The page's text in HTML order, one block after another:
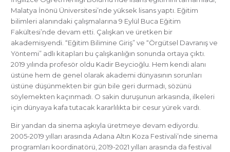
Malatya İnönü Üniversitesi’nde yüksek lisans yaptı. Eğitim
bilimleri alanındaki çalışmalarına 9 Eylül Buca Eğitim
Fakültesi’nde devam etti. Çalışkan ve üretken bir
akademisyendi. “Eğitim Bilimine Giriş” ve “Örgütsel Davranış ve
Yöntemi” adlı kitapları bu çalışkanlığın sonunda ortaya çıktı.
2019 yılında profesör oldu Kadir Beycioğlu. Hem kendi alanı
üstüne hem de genel olarak akademi dünyasının sorunları
üstüne düşünmekten bir gün bile geri durmadı, sözünü
söylemekten kaçınmadı. O sakin duruşunun arkasında, ilkeleri
için dünyaya kafa tutacak kararlılıkta bir cesur yürek vardı.
Bir yandan da sinema aşkıyla üretmeye devam ediyordu.
2005-2019 yılları arasında Adana Altın Koza Festivali’nde sinema
programları koordinatörü, 2019-2021 yılları arasında da festival